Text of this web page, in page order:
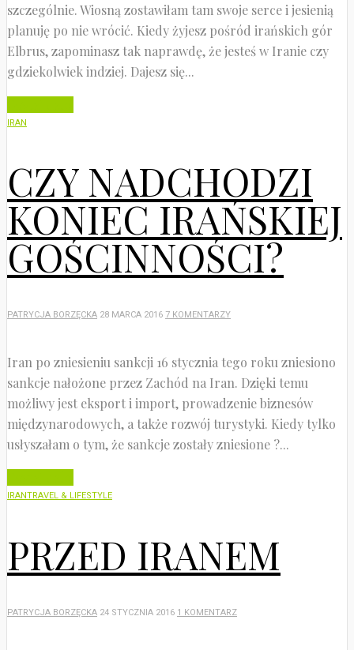
szczególnie. Wiosną zostawiłam tam swoje serce i jesienią
planuję po nie wrócić. Kiedy żyjesz pośród irańskich gór
Elbrus, zapominasz tak naprawdę, że jesteś w Iranie czy
gdziekolwiek indziej. Dajesz się...
IRAN
CZY NADCHODZI
KONIEC IRAŃSKIEJ
GOŚCINNOŚCI?
PATRYCJA BORZĘCKA 28 MARCA 2016 7 KOMENTARZY
Iran po zniesieniu sankcji 16 stycznia tego roku zniesiono
sankcje nałożone przez Zachód na Iran. Dzięki temu
możliwy jest eksport i import, prowadzenie biznesów
międzynarodowych, a także rozwój turystyki. Kiedy tylko
usłyszałam o tym, że sankcje zostały zniesione ?...
IRANTRAVEL & LIFESTYLE
PRZED IRANEM
PATRYCJA BORZĘCKA 24 STYCZNIA 2016 1 KOMENTARZ